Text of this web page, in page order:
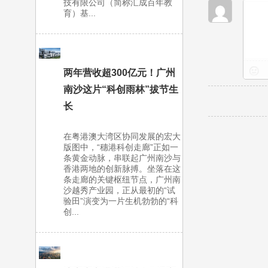
技有限公司（简称汇成百年教
育）基...
两年营收超300亿元！广州
南沙这片“科创雨林”拔节生
长
在粤港澳大湾区协同发展的宏大
版图中，“穗港科创走廊”正如一
条黄金动脉，串联起广州南沙与
香港两地的创新脉搏。坐落在这
条走廊的关键枢纽节点，广州南
沙越秀产业园，正从最初的“试
验田”演变为一片生机勃勃的“科
创...